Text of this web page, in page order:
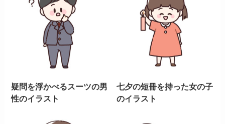
疑問を浮かべるスーツの男
性のイラスト
七夕の短冊を持った女の子
のイラスト